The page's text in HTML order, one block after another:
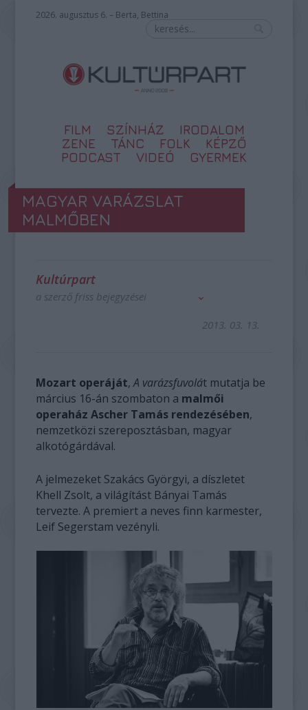
2026. augusztus 6. – Berta, Bettina
FILM SZÍNHÁZ
IRODALOM
ZENE
TÁNC FOLK
KÉPZŐ
PODCAST
VIDEÓ GYERMEK
MAGYAR VARÁZSLAT
MALMŐBEN
Kultúrpart
a szerző friss bejegyzései
2013. 03. 13.
Mozart operáját,A varázsfuvolát mutatja be
március 16-án szombaton a malmői
operaház Ascher Tamás rendezésében,
nemzetközi szereposztásban, magyar
alkotógárdával.
A jelmezeket Szakács Györgyi, a díszletet
Khell Zsolt, a világítást Bányai Tamás
tervezte. A premiert a neves finn karmester,
Leif Segerstam vezényli.